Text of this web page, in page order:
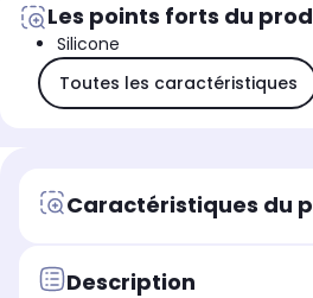
Les points forts du
Silicone
Toutes les caractéristiques
Caractéristiques du
Description